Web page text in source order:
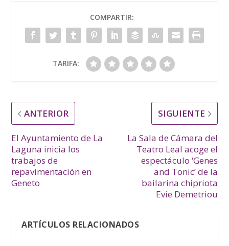
COMPARTIR:
TARIFA:
ANTERIOR
El Ayuntamiento de La
Laguna inicia los
trabajos de
repavimentación en
Geneto
SIGUIENTE
La Sala de Cámara del
Teatro Leal acoge el
espectáculo ‘Genes
and Tonic’ de la
bailarina chipriota
Evie Demetriou
ARTÍCULOS RELACIONADOS